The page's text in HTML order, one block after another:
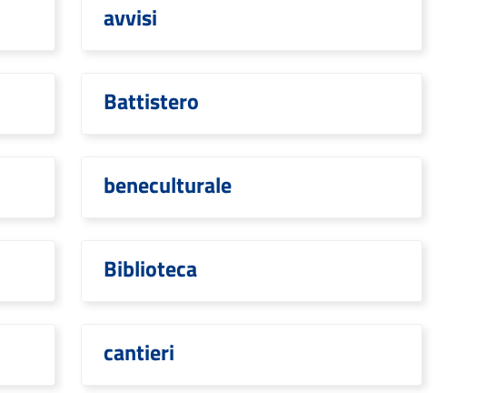
avvisi
Battistero
beneculturale
Biblioteca
cantieri